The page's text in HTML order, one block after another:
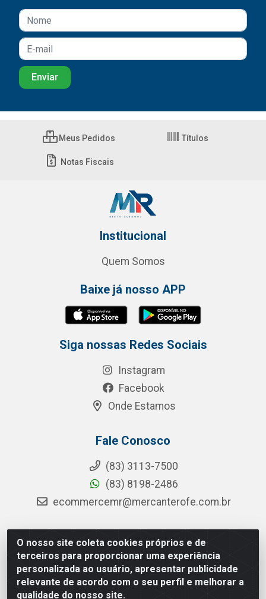
O nosso site coleta cookies próprios e de
terceiros para proporcionar uma experiência
personalizada ao usuário, apresentar publicidade
relevante de acordo com o seu perfil e melhorar a
qualidade do nosso site.
Meus Pedidos Títulos
Notas Fiscais
Institucional
Quem Somos
Baixe já nosso APP
Siga nossas Redes Sociais
Instagram
Facebook
Onde Estamos
Fale Conosco
(83) 3113-7500
(83) 8198-2486
ecommercemr@mercanterofe.com.br
MR Distribuidora - Rua Hortêncio Ribeiro de Luna, 3777 -
Distrito Industrial, João Pessoa/PB - CEP 58081-400 -
CNPJ 35.428.312/0001-85